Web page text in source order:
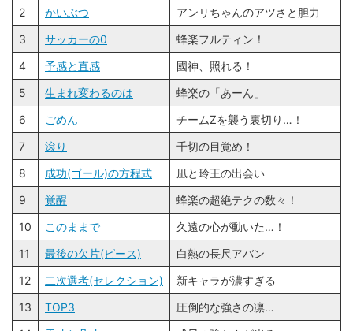
2
かいぶつ
アンリちゃんのアツさと胆力
3
サッカーの0
蜂楽フルティン！
4
予感と直感
國神、照れる！
5
生まれ変わるのは
蜂楽の「あーん」
6
ごめん
チームZを襲う裏切り…！
7
滾り
千切の目覚め！
8
成功(ゴール)の方程式
凪と玲王の出会い
9
覚醒
蜂楽の超絶テクの数々！
10
このままで
久遠の心が動いた…！
11
最後の欠片(ピース)
白熱の長尺アバン
12
二次選考(セレクション)
新キャラが濃すぎる
13
TOP3
圧倒的な強さの凛…